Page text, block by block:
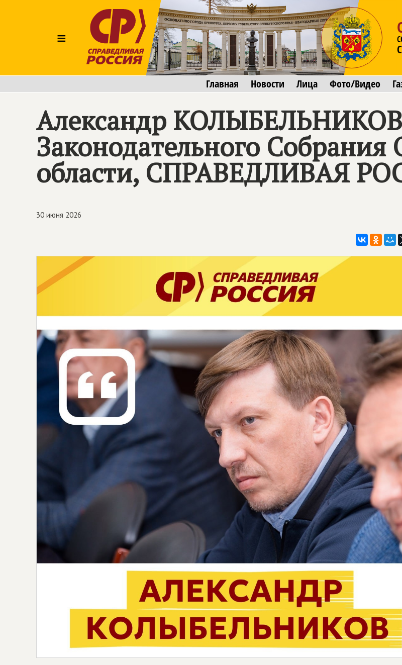
≡
Главная Новости Лица Фото/Видео
Александр КОЛЫБЕЛЬНИКОВ
Законодательного Собрания
области, СПРАВЕДЛИВАЯ
30 июня 2026